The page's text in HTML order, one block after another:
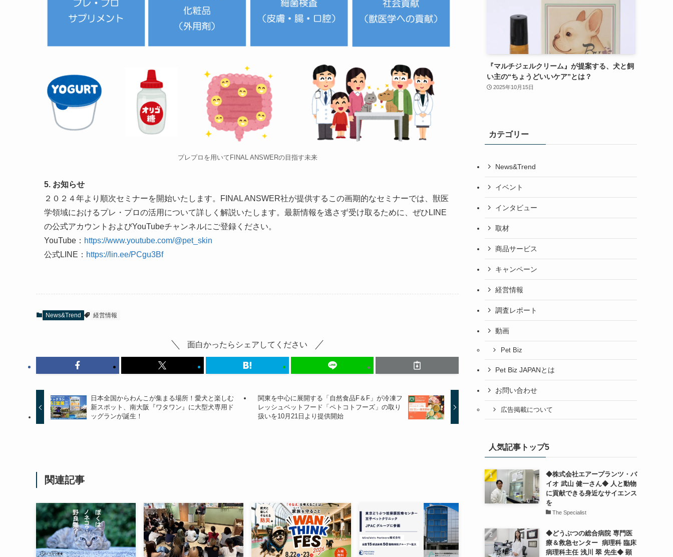
プレプロを用いてFINAL ANSWERの目指す未来
5. お知らせ
２０２４年より順次セミナーを開始いたします。FINAL ANSWER社が提供するこの画期的なセミナーでは、獣医
学領域におけるプレ・プロの活用について詳しく解説いたします。最新情報を逃さず受け取るために、ぜひLINE
の公式アカウントおよびYouTubeチャンネルにご登録ください。
YouTube： https://www.youtube.com/@pet_skin
公式LINE： https://lin.ee/PCgu3Bf
News&Trend 経営情報
面白かったらシェアしてください
日本全国からわんこが集まる場所！愛犬と楽しむ
新スポット、南大阪『ワタワン』に大型犬専用ド
ッグランが誕生！
関東を中心に展開する「自然食品F＆F」が冷凍フ
レッシュペットフード「ペトコトフーズ」の取り
扱いを10月21日より提供開始
関連記事
『マルチジェルクリーム』が提案する、犬と飼
い主の“ちょうどいいケア”とは？
2025年10月15日
カテゴリー
News&Trend
イベント
インタビュー
取材
商品サービス
キャンペーン
経営情報
調査レポート
動画
Pet Biz
Pet Biz JAPANとは
お問い合わせ
広告掲載について
人気記事トップ5
◆株式会社エアープランツ・バ
イオ 武山 健一さん◆ 人と動物
に貢献できる身近なサイエンス
を
The Specialist
◆どうぶつの総合病院 専門医
療＆救急センター 病理科 臨床
病理科主任 浅川 翠 先生◆ 顕